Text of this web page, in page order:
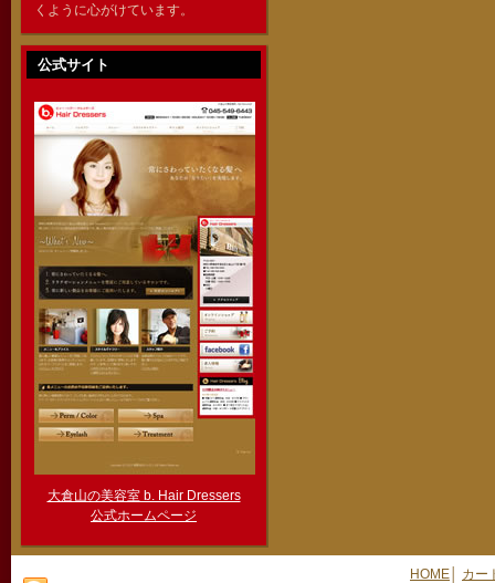
くように心がけています。
公式サイト
大倉山の美容室 b. Hair Dressers
公式ホームページ
HOME カー